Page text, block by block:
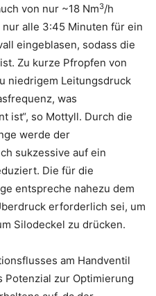
von nur ~18 Nm3/h
alle 3:45 Minuten für ein
eingeblasen, sodass die
Zu kurze Pfropfen von
niedrigem Leitungsdruck
was
ist“, so Mottyll. Durch die
werde der
sukzessive auf ein
Die für die
entspreche nahezu dem
erforderlich sei, um
Silodeckel zu drücken.
am Handventil
zur Optimierung